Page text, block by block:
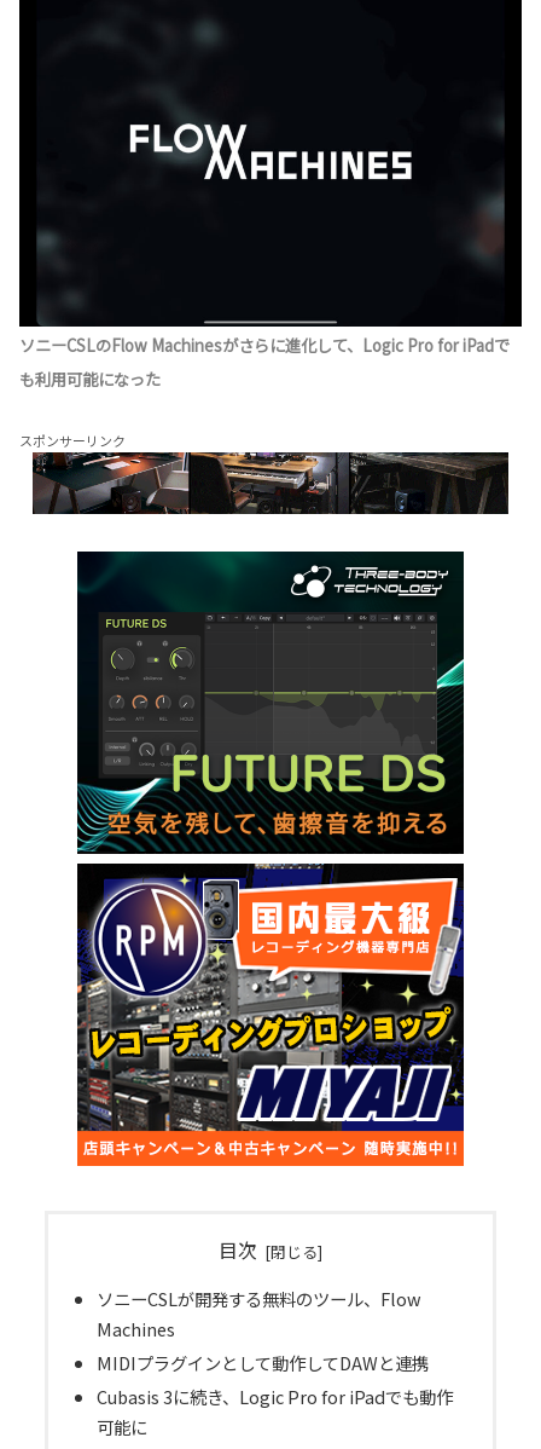
ソニーCSLのFlow Machinesがさらに進化して、Logic Pro for iPadで
も利用可能になった
スポンサーリンク
目次
ソニーCSLが開発する無料のツール、Flow
Machines
MIDIプラグインとして動作してDAWと連携
Cubasis 3に続き、Logic Pro for iPadでも動作
可能に